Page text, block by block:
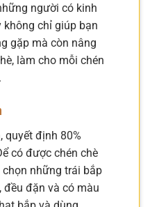
người có kinh
không chỉ giúp bạn
gặp mà còn nâng
làm cho mỗi chén
quyết định 80%
có được chén chè
những trái bắp
đều đặn và có màu